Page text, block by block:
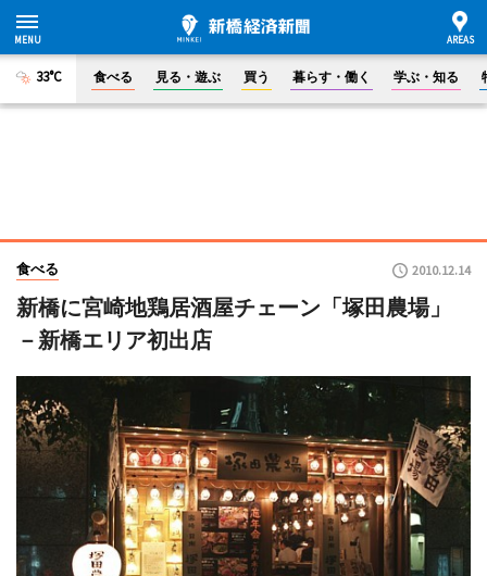
33°C 食べる 見る・遊ぶ 買う 暮らす・働く 学ぶ・知る
食べる 2010.12.14
新橋に宮崎地鶏居酒屋チェーン「塚田農場」
－新橋エリア初出店